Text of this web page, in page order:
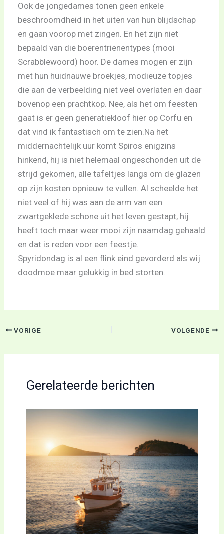
Ook de jongedames tonen geen enkele
beschroomdheid in het uiten van hun blijdschap
en gaan voorop met zingen. En het zijn niet
bepaald van die boerentrienentypes (mooi
Scrabblewoord) hoor. De dames mogen er zijn
met hun huidnauwe broekjes, modieuze topjes
die aan de verbeelding niet veel overlaten en daar
bovenop een prachtkop. Nee, als het om feesten
gaat is er geen generatiekloof hier op Corfu en
dat vind ik fantastisch om te zien.Na het
middernachtelijk uur komt Spiros enigzins
hinkend, hij is niet helemaal ongeschonden uit de
strijd gekomen, alle tafeltjes langs om de glazen
op zijn kosten opnieuw te vullen. Al scheelde het
niet veel of hij was aan de arm van een
zwartgeklede schone uit het leven gestapt, hij
heeft toch maar weer mooi zijn naamdag gehaald
en dat is reden voor een feestje.
Spyridondag is al een flink eind gevorderd als wij
doodmoe maar gelukkig in bed storten.
VORIGE VOLGENDE
Gerelateerde berichten